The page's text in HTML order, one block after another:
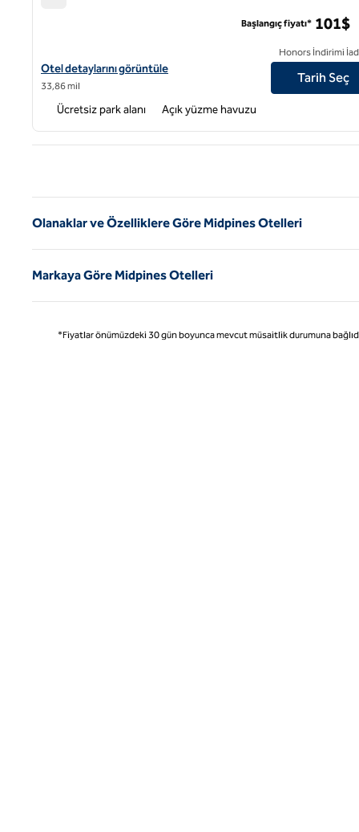
Hilton Garden Inn Merced için otel detaylarını görüntüleyin
Otel detaylarını görüntüle
33,86 mil
Başlangıç fiyatı* 101$
Honors İndirimi
Tarih Seç
Ücretsiz park alanı Açık yüzme havuzu
Olanaklar ve Özelliklere Göre Midpines Otelleri
Markaya Göre Midpines Otelleri
*Fiyatlar önümüzdeki 30 gün boyunca mevcut müsaitlik durumuna